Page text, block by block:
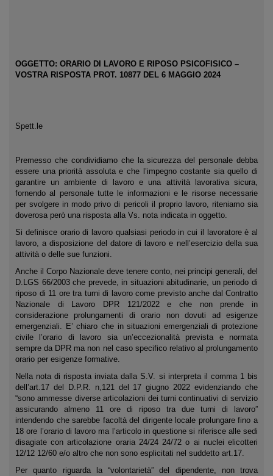
OGGETTO: ORARIO DI LAVORO E RIPOSO PSICOFISICO –
VOSTRA RISPOSTA PROT. 10877 DEL 6 MAGGIO 2024
Spett.le
Premesso che condividiamo che la sicurezza del personale debba
essere una priorità assoluta e che l’impegno costante sia quello di
garantire un ambiente di lavoro e una attività lavorativa sicura,
fornendo al personale tutte le informazioni e le risorse necessarie
per svolgere in modo privo di pericoli il proprio lavoro, riteniamo sia
doverosa però una risposta alla Vs. nota indicata in oggetto.
Si definisce orario di lavoro qualsiasi periodo in cui il lavoratore è al
lavoro, a disposizione del datore di lavoro e nell’esercizio della sua
attività o delle sue funzioni.
Anche il Corpo Nazionale deve tenere conto, nei principi generali, del
D.LGS 66/2003 che prevede, in situazioni abitudinarie, un periodo di
riposo di 11 ore tra turni di lavoro come previsto anche dal Contratto
Nazionale di Lavoro DPR 121/2022 e che non prende in
considerazione prolungamenti di orario non dovuti ad esigenze
emergenziali. E’ chiaro che in situazioni emergenziali di protezione
civile l’orario di lavoro sia un’eccezionalità prevista e normata
sempre da DPR ma non nel caso specifico relativo al prolungamento
orario per esigenze formative.
Nella nota di risposta inviata dalla S.V. si interpreta il comma 1 bis
dell’art.17 del D.P.R. n,121 del 17 giugno 2022 evidenziando che
“sono ammesse diverse articolazioni dei turni continuativi di servizio
assicurando almeno 11 ore di riposo tra due turni di lavoro”
intendendo che sarebbe facoltà del dirigente locale prolungare fino a
18 ore l’orario di lavoro ma l’articolo in questione si riferisce alle sedi
disagiate con articolazione oraria 24/24 24/72 o ai nuclei elicotteri
12/12 12/60 e/o altro che non sono esplicitati nel suddetto art.17.
Per quanto riguarda la “volontarietà” del dipendente, non trova